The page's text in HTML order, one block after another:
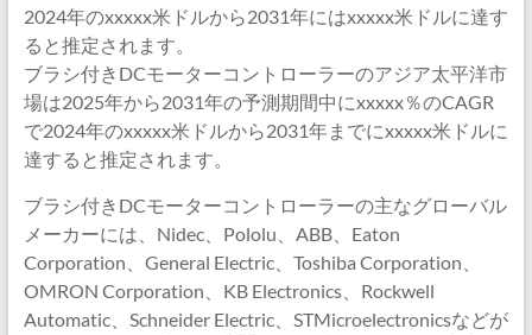
2024年のxxxxx米ドルから2031年にはxxxxx米ドルに達す
ると推定されます。
ブラシ付きDCモーターコントローラーのアジア太平洋市
場は2025年から2031年の予測期間中にxxxxx％のCAGR
で2024年のxxxxx米ドルから2031年までにxxxxx米ドルに
達すると推定されます。
ブラシ付きDCモーターコントローラーの主なグローバル
メーカーには、Nidec、Pololu、ABB、Eaton
Corporation、General Electric、Toshiba Corporation、
OMRON Corporation、KB Electronics、Rockwell
Automatic、Schneider Electric、STMicroelectronicsなどが